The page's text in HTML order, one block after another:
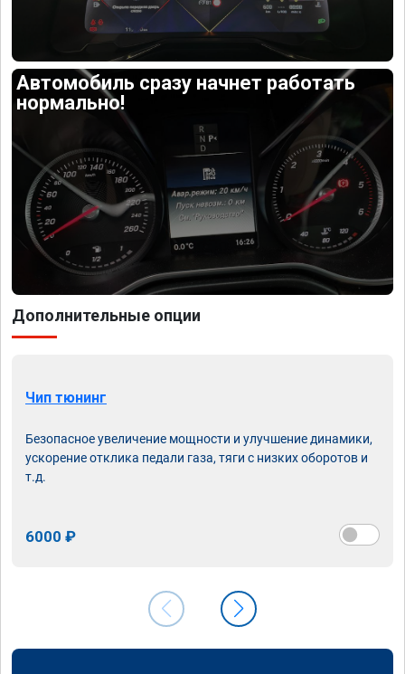
Автомобиль сразу начнет работать
нормально!
Дополнительные опции
Чип тюнинг
Безопасное увеличение мощности и улучшение динамики,
ускорение отклика педали газа, тяги с низких оборотов и
т.д.
6000 ₽